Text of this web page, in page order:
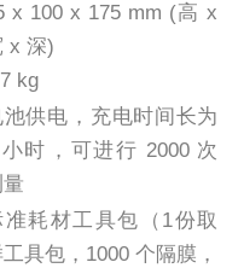
x 100 x 175 mm (高 x
x 深)
kg
供电，充电时间长为
时，可进行 2000 次
准耗材工具包（1份取
具包，1000 个隔膜，